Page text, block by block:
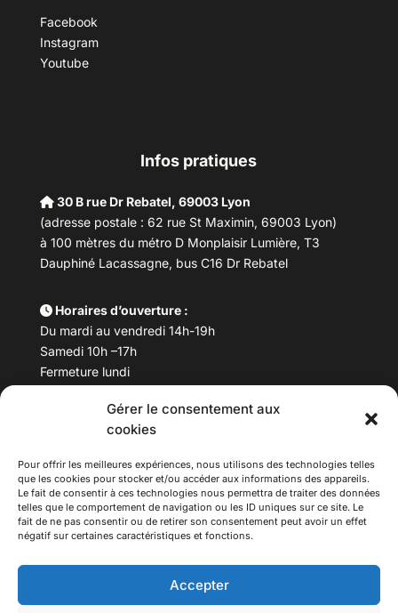
Gérer le consentement aux
cookies
Pour offrir les meilleures expériences, nous utilisons des technologies telles
que les cookies pour stocker et/ou accéder aux informations des appareils.
Le fait de consentir à ces technologies nous permettra de traiter des données
telles que le comportement de navigation ou les ID uniques sur ce site. Le
fait de ne pas consentir ou de retirer son consentement peut avoir un effet
négatif sur certaines caractéristiques et fonctions.
Accepter
Facebook
Instagram
Youtube
Infos pratiques
30 B rue Dr Rebatel, 69003 Lyon
(adresse postale : 62 rue St Maximin, 69003 Lyon)
à 100 mètres du métro D Monplaisir Lumière, T3
Dauphiné Lacassagne, bus C16 Dr Rebatel
Horaires d’ouverture :
Du mardi au vendredi 14h-19h
Samedi 10h –17h
Fermeture lundi
Téléphone : 04 78 53 06 40
maisondesculturesasiatiques@asiexpo.com